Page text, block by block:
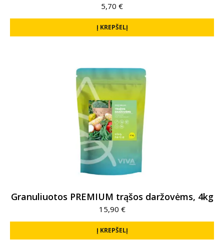
5,70 €
Į KREPŠELĮ
Granuliuotos PREMIUM trąšos daržovėms, 4kg
15,90 €
Į KREPŠELĮ